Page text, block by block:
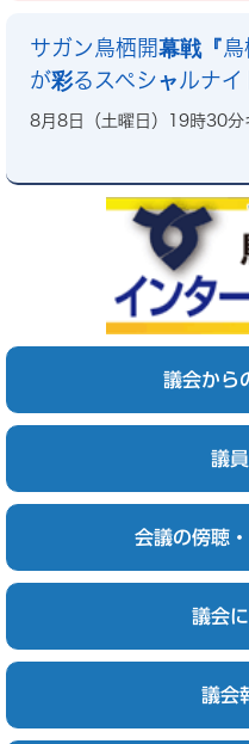
サガン鳥栖開幕戦『
が彩るスペシャルナイ
8月8日（土曜日）19時30分
議会から
議
会議の傍聴
議会
議会